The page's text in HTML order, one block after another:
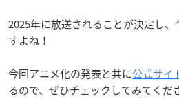
2025年に放送されることが決定し
すよね！
今回アニメ化の発表と共に公式サイ
るので、ぜひチェックしてみてくだ